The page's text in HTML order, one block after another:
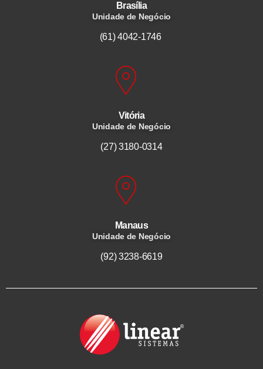
Brasília
Unidade de Negócio
(61) 4042-1746
Vitória
Unidade de Negócio
(27) 3180-0314
Manaus
Unidade de Negócio
(92) 3238-6619